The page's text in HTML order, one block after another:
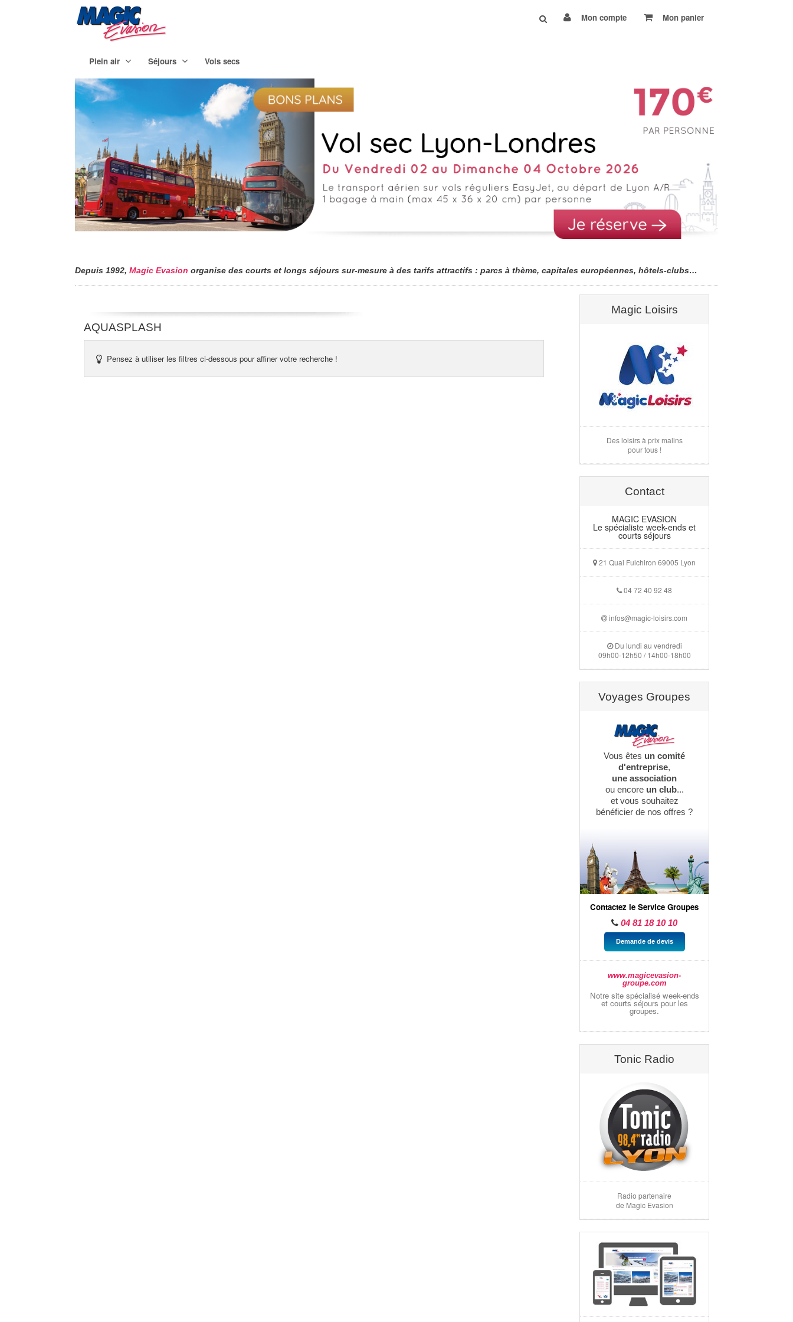
Mon compte Mon panier
Plein air Séjours Vols secs
Depuis 1992, Magic Evasion organise des courts et longs séjours sur-mesure à des tarifs attractifs : parcs à thème, capitales européennes, hôtels-clubs…
AQUASPLASH
Pensez à utiliser les filtres ci-dessous pour affiner votre recherche !
Magic Loisirs
Des loisirs à prix malins
pour tous !
Contact
MAGIC EVASION
Le spécialiste week-ends et
courts séjours
21 Quai Fulchiron 69005 Lyon
04 72 40 92 48
infos@magic-loisirs.com
Du lundi au vendredi
09h00-12h50 / 14h00-18h00
Voyages Groupes
Vous êtes un comité
d'entreprise,
une association
ou encore un club...
et vous souhaitez
bénéficier de nos offres ?
Contactez le Service Groupes
04 81 18 10 10
Demande de devis
www.magicevasion-
groupe.com
Notre site spécialisé week-ends
et courts séjours pour les
groupes.
Tonic Radio
Radio partenaire
de Magic Evasion